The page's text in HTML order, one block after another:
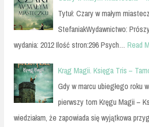
Tytuł: Czary w małym
StefaniakWydawnictwo:
wydania: 2012 Ilość stron:296 Psych… Read
Krąg Magii. Księga Tris –
Gdy w marcu ubiegłego roku
pierwszy tom Kręgu Magii –
wiedziałam, że zapowiada się wyjątkowa